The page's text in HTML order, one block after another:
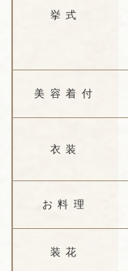
挙式
美容着付
衣装
お料理
装花